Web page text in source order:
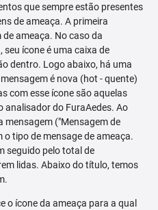
que sempre estão presentes
de ameaça. A primeira
ameaça. No caso da
seu ícone é uma caixa de
dentro. Logo abaixo, há uma
é nova (hot - quente)
com esse ícone são aquelas
analisador do FuraAedes. Ao
mensagem ("Mensagem de
tipo de mensage de ameaça.
seguido pelo total de
lidas. Abaixo do título, temos
o ícone da ameaça para a qual